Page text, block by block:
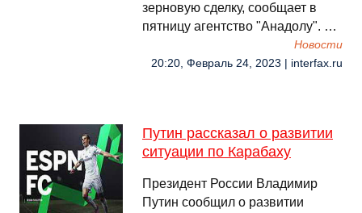
зерновую сделку, сообщает в
пятницу агентство "Анадолу". …
Новости
20:20, Февраль 24, 2023 | interfax.ru
Путин рассказал о развитии
ситуации по Карабаху
Президент России Владимир
Путин сообщил о развитии